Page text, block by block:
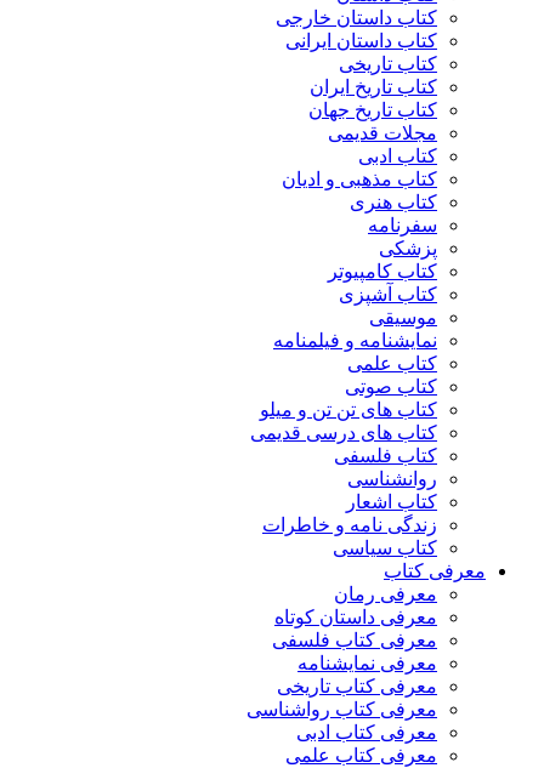
کتاب داستان خارجی
کتاب داستان ایرانی
کتاب تاریخی
کتاب تاریخ ایران
کتاب تاریخ جهان
مجلات قدیمی
کتاب ادبی
کتاب مذهبی و ادیان
کتاب هنری
سفرنامه
پزشکی
کتاب کامپیوتر
کتاب آشپزی
موسیقی
نمایشنامه و فیلمنامه
کتاب علمی
کتاب صوتی
کتاب های تن تن و میلو
کتاب های درسی قدیمی
کتاب فلسفی
روانشناسی
کتاب اشعار
زندگی نامه و خاطرات
کتاب سیاسی
معرفی کتاب
معرفی رمان
معرفی داستان کوتاه
معرفی کتاب فلسفی
معرفی نمایشنامه
معرفی کتاب تاریخی
معرفی کتاب رواشناسی
معرفی کتاب ادبی
معرفی کتاب علمی